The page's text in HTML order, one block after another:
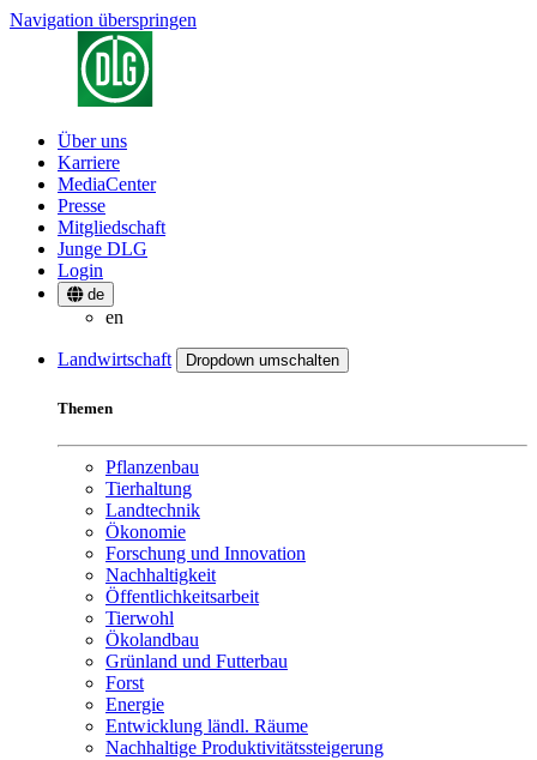
Navigation überspringen
Über uns
Karriere
MediaCenter
Presse
Mitgliedschaft
Junge DLG
Login
de
en
Landwirtschaft Dropdown umschalten
Themen
Pflanzenbau
Tierhaltung
Landtechnik
Ökonomie
Forschung und Innovation
Nachhaltigkeit
Öffentlichkeitsarbeit
Tierwohl
Ökolandbau
Grünland und Futterbau
Forst
Energie
Entwicklung ländl. Räume
Nachhaltige Produktivitätssteigerung